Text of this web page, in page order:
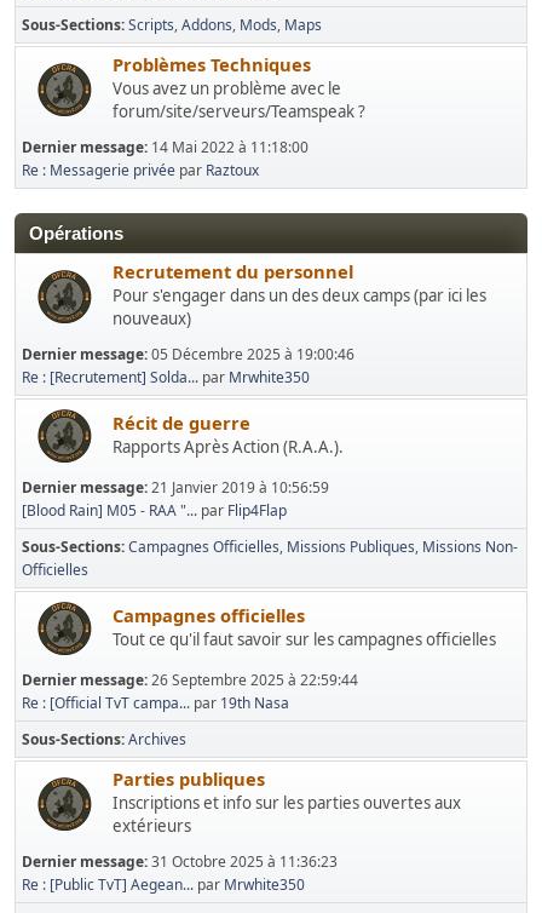
Sous-Sections Scripts Addons Mods Maps
Problèmes Techniques
Vous avez un problème avec le
forum/site/serveurs/Teamspeak ?
Dernier message: 14 Mai 2022 à 11:18:00
Re : Messagerie privée par Raztoux
Opérations
Recrutement du personnel
Pour s'engager dans un des deux camps (par ici les
nouveaux)
Dernier message:05 Décembre 2025 à 19:00:46
Re : [Recrutement] Solda... par Mrwhite350
Récit de guerre
Rapports Après Action (R.A.A.).
Dernier message:21 Janvier 2019 à 10:56:59
[Blood Rain] M05 - RAA "... par Flip4Flap
Sous-Sections Campagnes Officielles Missions Publiques Missions Non-
Officielles
Campagnes officielles
Tout ce qu'il faut savoir sur les campagnes officielles
Dernier message:26 Septembre 2025 à 22:59:44
Re : [Official TvT campa... par 19th Nasa
Sous-Sections Archives
Parties publiques
Inscriptions et info sur les parties ouvertes aux
extérieurs
Dernier message:31 Octobre 2025 à 11:36:23
Re : [Public TvT] Aegean... par Mrwhite350